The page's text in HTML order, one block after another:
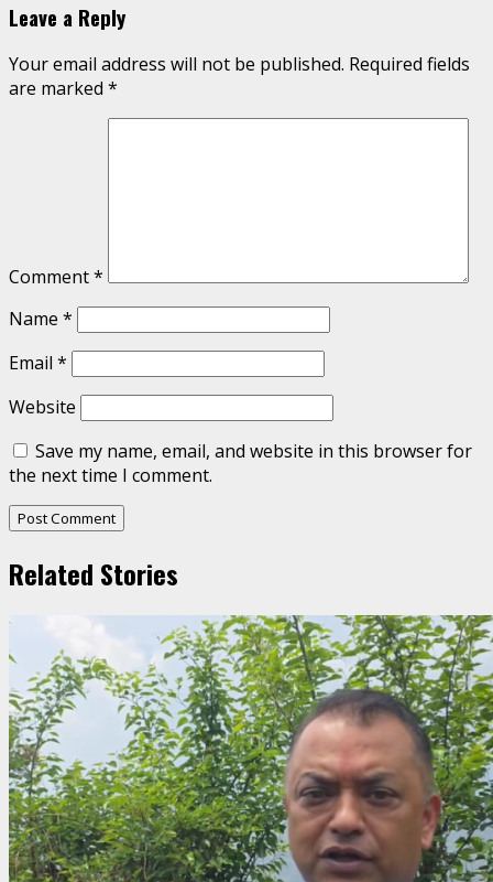
Leave a Reply
Your email address will not be published. Required fields
are marked *
Comment*
Name *
Email *
Website
Save my name, email, and website in this browser for
the next time I comment.
Related Stories